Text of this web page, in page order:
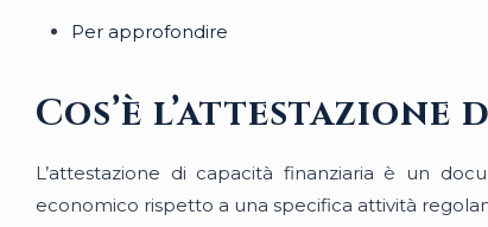
Per approfondire
Cos’è
L’attestazione di capacità finanziaria è un
economico rispetto a una specifica attività